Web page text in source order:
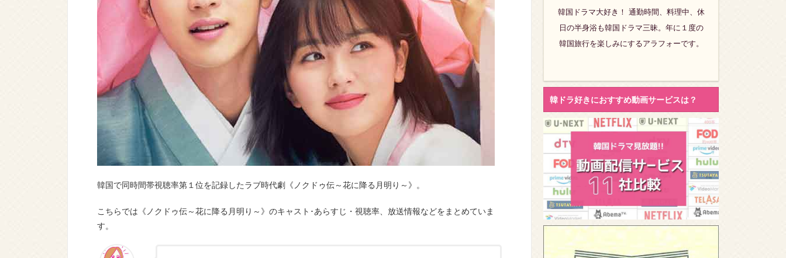
韓国で同時間帯視聴率第１位を記録したラブ時代劇《ノクドゥ伝～花に降る月明り～》。
こちらでは《ノクドゥ伝～花に降る月明り～》のキャスト･あらすじ・視聴率、放送情報などをまとめていま
す。
韓国ドラマ大好き！ 通勤時間、料理中、休
日の半身浴も韓国ドラマ三昧。年に１度の
韓国旅行を楽しみにするアラフォーです。
韓ドラ好きにおすすめ動画サービスは？